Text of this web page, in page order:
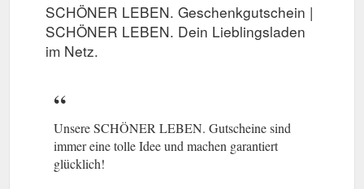
SCHÖNER LEBEN. Geschenkgutschein |
SCHÖNER LEBEN. Dein Lieblingsladen
im Netz.
Unsere SCHÖNER LEBEN. Gutscheine sind
immer eine tolle Idee und machen garantiert
glücklich!